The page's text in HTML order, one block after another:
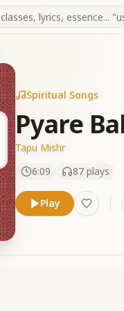
Spiritual Songs
Pyare
Tapu Mishr
6:09
87 plays
Play